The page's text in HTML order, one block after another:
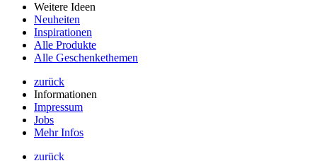
Weitere Ideen
Neuheiten
Inspirationen
Alle Produkte
Alle Geschenkethemen
zurück
Informationen
Impressum
Jobs
Mehr Infos
zurück